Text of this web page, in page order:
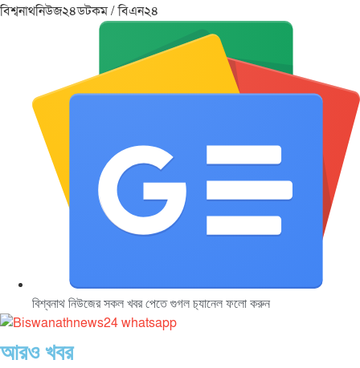
বিশ্বনাথনিউজ২৪ডটকম / বিএন২৪
বিশ্বনাথ নিউজের সকল খবর পেতে গুগল চ‌্যানেল ফলো করুন
আরও খবর